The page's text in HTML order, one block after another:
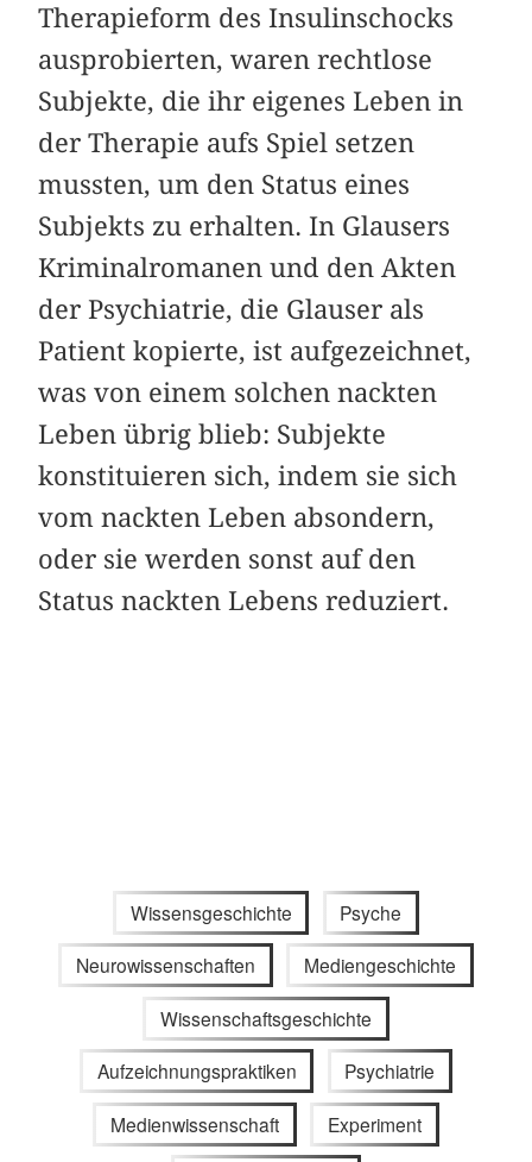
Therapieform des Insulinschocks
ausprobierten, waren rechtlose
Subjekte, die ihr eigenes Leben in
der Therapie aufs Spiel setzen
mussten, um den Status eines
Subjekts zu erhalten. In Glausers
Kriminalromanen und den Akten
der Psychiatrie, die Glauser als
Patient kopierte, ist aufgezeichnet,
was von einem solchen nackten
Leben übrig blieb: Subjekte
konstituieren sich, indem sie sich
vom nackten Leben absondern,
oder sie werden sonst auf den
Status nackten Lebens reduziert.
Wissensgeschichte Psyche
Neurowissenschaften Mediengeschichte
Wissenschaftsgeschichte
Aufzeichnungspraktiken Psychiatrie
Medienwissenschaft Experiment